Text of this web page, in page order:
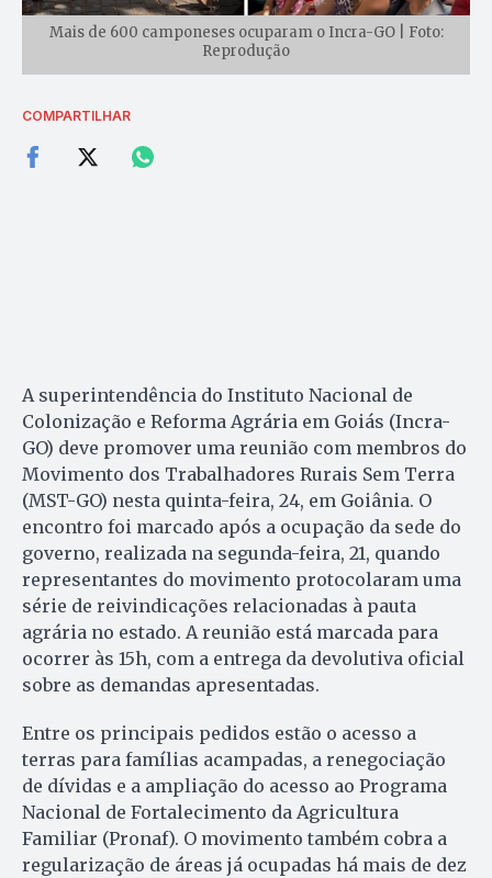
Mais de 600 camponeses ocuparam o Incra-GO | Foto:
Reprodução
COMPARTILHAR
A superintendência do Instituto Nacional de
Colonização e Reforma Agrária em Goiás (Incra-
GO) deve promover uma reunião com membros do
Movimento dos Trabalhadores Rurais Sem Terra
(MST-GO) nesta quinta-feira, 24, em Goiânia. O
encontro foi marcado após a ocupação da sede do
governo, realizada na segunda-feira, 21, quando
representantes do movimento protocolaram uma
série de reivindicações relacionadas à pauta
agrária no estado. A reunião está marcada para
ocorrer às 15h, com a entrega da devolutiva oficial
sobre as demandas apresentadas.
Entre os principais pedidos estão o acesso a
terras para famílias acampadas, a renegociação
de dívidas e a ampliação do acesso ao Programa
Nacional de Fortalecimento da Agricultura
Familiar (Pronaf). O movimento também cobra a
regularização de áreas já ocupadas há mais de dez